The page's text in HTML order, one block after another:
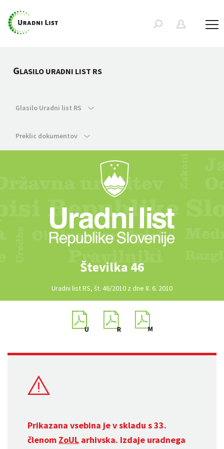
GLASILO URADNI LIST RS
Glasilo Uradni list RS
Preklic dokumentov
Številka 46
Uradni list RS, št. 46/2010 z dne 8. 6. 2010
Prikazana vsebina je v skladu s 33.
členom ZoUL arhivska. Izdaje uradnega